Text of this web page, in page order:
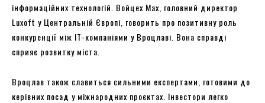
інформаційних технологій. Войцех Мах, головний директор
Luxoft у Центральній Європі, говорить про позитивну роль
конкуренції між ІТ-компаніями у Вроцлаві. Вона справді
сприяє розвитку міста.
Вроцлав також славиться сильними експертами, готовими до
керівних посад у міжнародних проєктах. Інвестори легко